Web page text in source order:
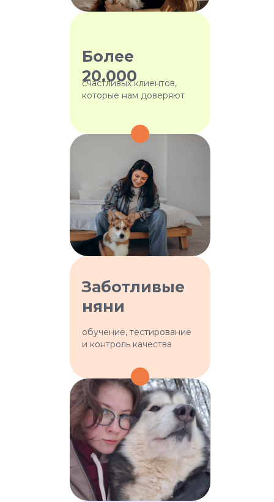
счастливых клиентов,
которые нам доверяют
Более
20.000
обучение, тестирование
и контроль качества
Заботливые
няни
Почему наши
няни настоящие
Проводим несколько этапов
Проверяем личные данные
Обучаем в нашей академии
Тестируем и регулярно
повышаем квалификацию